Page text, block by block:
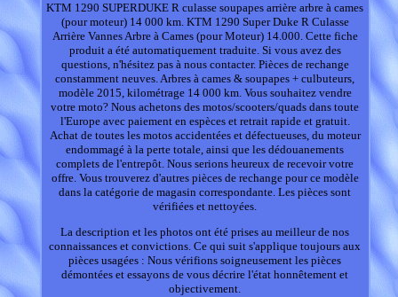
KTM 1290 SUPERDUKE R culasse soupapes arrière arbre à cames
(pour moteur) 14 000 km. KTM 1290 Super Duke R Culasse
Arrière Vannes Arbre à Cames (pour Moteur) 14.000. Cette fiche
produit a été automatiquement traduite. Si vous avez des
questions, n'hésitez pas à nous contacter. Pièces de rechange
constamment neuves. Arbres à cames & soupapes + culbuteurs,
modèle 2015, kilométrage 14 000 km. Vous souhaitez vendre
votre moto? Nous achetons des motos/scooters/quads dans toute
l'Europe avec paiement en espèces et retrait rapide et gratuit.
Achat de toutes les motos accidentées et défectueuses, du moteur
endommagé à la perte totale, ainsi que les dédouanements
complets de l'entrepôt. Nous serions heureux de recevoir votre
offre. Vous trouverez d'autres pièces de rechange pour ce modèle
dans la catégorie de magasin correspondante. Les pièces sont
vérifiées et nettoyées.
La description et les photos ont été prises au meilleur de nos
connaissances et convictions. Ce qui suit s'applique toujours aux
pièces usagées : Nous vérifions soigneusement les pièces
démontées et essayons de vous décrire l'état honnêtement et
objectivement.